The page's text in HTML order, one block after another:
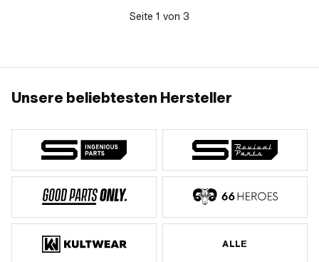
Seite 1 von 3
Unsere beliebtesten Hersteller
ALLE